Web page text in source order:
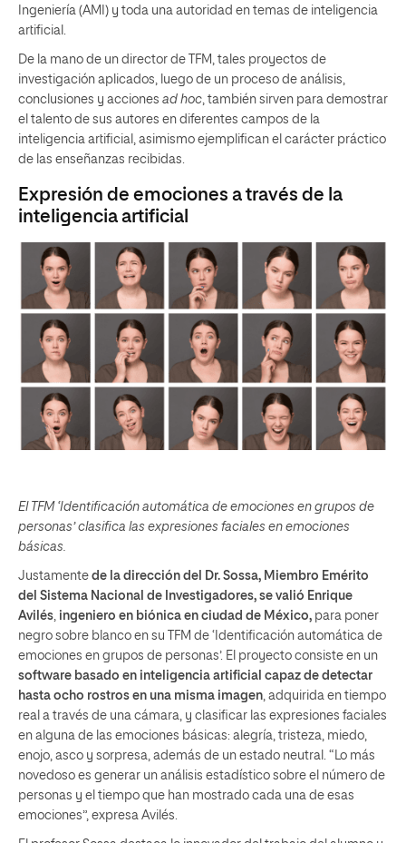
Ingeniería (AMI) y toda una autoridad en temas de inteligencia
artificial.
De la mano de un director de TFM, tales proyectos de
investigación aplicados, luego de un proceso de análisis,
conclusiones y acciones ad hoc , también sirven para demostrar
el talento de sus autores en diferentes campos de la
inteligencia artificial, asimismo ejemplifican el carácter práctico
de las enseñanzas recibidas.
Expresión de emociones a través de la
inteligencia artificial
El TFM ‘Identificación automática de emociones en grupos de
personas’ clasifica las expresiones faciales en emociones
básicas.
Justamente de la dirección del Dr. Sossa, Miembro Emérito
del Sistema Nacional de Investigadores, se valió Enrique
Avilés, ingeniero en biónica en ciudad de México, para poner
negro sobre blanco en su TFM de ‘Identificación automática de
emociones en grupos de personas’. El proyecto consiste en un
software basado en inteligencia artificial capaz de detectar
hasta ocho rostros en una misma imagen, adquirida en tiempo
real a través de una cámara, y clasificar las expresiones faciales
en alguna de las emociones básicas: alegría, tristeza, miedo,
enojo, asco y sorpresa, además de un estado neutral. “Lo más
novedoso es generar un análisis estadístico sobre el número de
personas y el tiempo que han mostrado cada una de esas
emociones”, expresa Avilés.